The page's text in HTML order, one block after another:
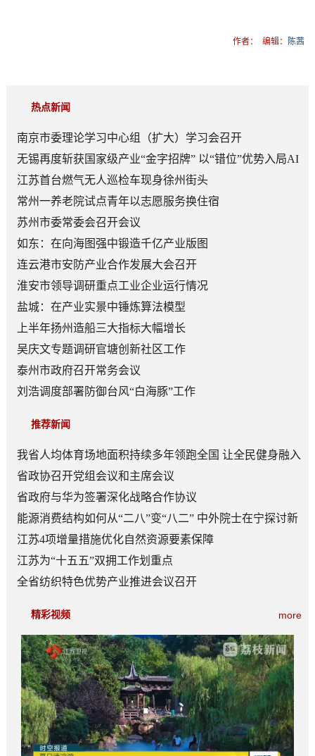
作者： 编辑： 陈茜
热点新闻
南京市委理论学习中心组（扩大）学习会召开
无锡再度斩获国家级产业“金字招牌” 以“错位”优势入局AI
顶层赛道
江苏首台燃气无人巡检车现身徐州街头
常州一养老院试点青年以志愿服务换住宿
苏州市委常委会召开会议
如东：在向海图强中锻造千亿产业版图
连云港市安防产业合作发展大会召开
淮安市领导调研重点工业企业运行情况
盐城：在产业实景中锤炼算法模型
上半年扬州造船三大指标大幅增长
吴庆文专题调研官塘创新社区工作
泰州市政府召开常务会议
刘浩调度部署防御台风“白海豚”工作
推荐新闻
我省人均体育场地面积持续多年领跑全国 让全民健身融入
日常成为风尚
省政协召开党组会议和主席会议
省政府与华为签署深化战略合作协议
能源消费结构如何从“二八”变“八二” 中外院士在宁探讨新
型能源体系建设
江苏4项增量措施优化自然资源要素保障
江苏为“十五五”双拥工作划重点
全省纺织特色优势产业推进会议召开
more
精彩视频